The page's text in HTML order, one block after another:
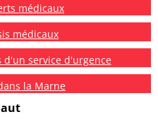
médicaux
médicaux
d'un service d'urgence
la Marne